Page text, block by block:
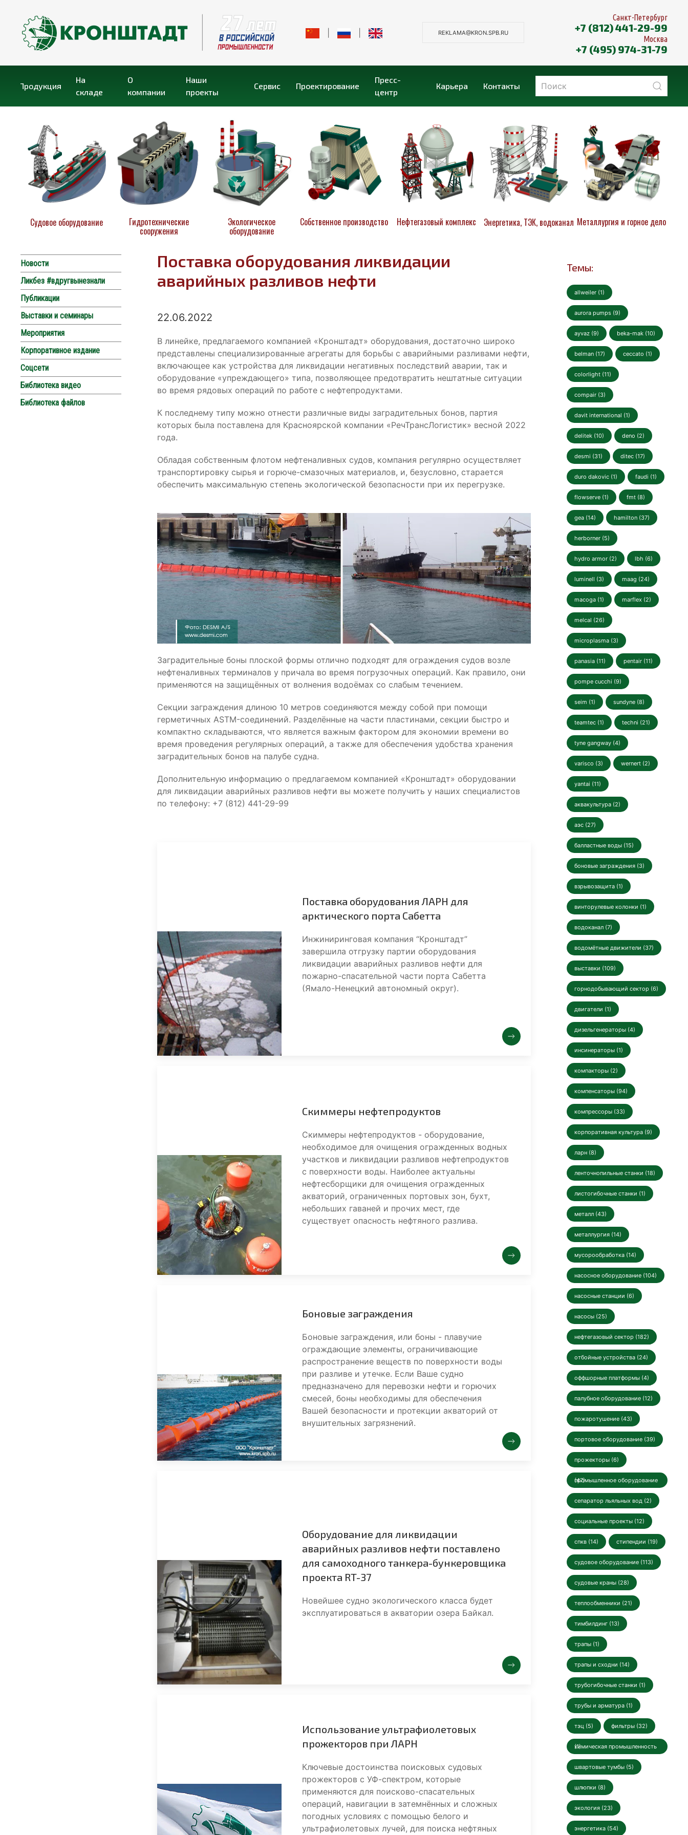
| REKLAMA@KRON.SPB.RU
Санкт-Петербург
+7 (812) 441-29-99
Москва
+7 (495) 974-31-79
Продукция
На
складе
О
компании
Наши
проекты
Сервис Проектирование
Пресс-
центр
Карьера Контакты
Судовое оборудование Гидротехнические
сооружения
Экологическое
оборудование
Собственное производство Нефтегазовый комплекс Энергетика, ТЭК, водоканал Металлургия и горное дело
Новости
Ликбез #вдругвынезнали
Публикации
Выставки и семинары
Мероприятия
Корпоративное издание
Соцсети
Библиотека видео
Библиотека файлов
Поставка оборудования ликвидации
аварийных разливов нефти
22.06.2022
В линейке, предлагаемого компанией «Кронштадт» оборудования, достаточно широко
представлены специализированные агрегаты для борьбы с аварийными разливами нефти,
включающее как устройства для ликвидации негативных последствий аварии, так и
оборудование «упреждающего» типа, позволяющее предотвратить нештатные ситуации
во время рядовых операций по работе с нефтепродуктами.
К последнему типу можно отнести различные виды заградительных бонов, партия
которых была поставлена для Красноярской компании «РечТрансЛогистик» весной 2022
года.
Обладая собственным флотом нефтеналивных судов, компания регулярно осуществляет
транспортировку сырья и горюче-смазочных материалов, и, безусловно, старается
обеспечить максимальную степень экологической безопасности при их перегрузке.
Заградительные боны плоской формы отлично подходят для ограждения судов возле
нефтеналивных терминалов у причала во время погрузочных операций. Как правило, они
применяются на защищённых от волнения водоёмах со слабым течением.
Секции заграждения длиною 10 метров соединяются между собой при помощи
герметичных ASTM-соединений. Разделённые на части пластинами, секции быстро и
компактно складываются, что является важным фактором для экономии времени во
время проведения регулярных операций, а также для обеспечения удобства хранения
заградительных бонов на палубе судна.
Дополнительную информацию о предлагаемом компанией «Кронштадт» оборудовании
для ликвидации аварийных разливов нефти вы можете получить у наших специалистов
по телефону: +7 (812) 441-29-99
Поставка оборудования ЛАРН для
арктического порта Сабетта
Инжиниринговая компания “Кронштадт”
завершила отгрузку партии оборудования
ликвидации аварийных разливов нефти для
пожарно-спасательной части порта Сабетта
(Ямало-Ненецкий автономный округ).
Скиммеры нефтепродуктов
Скиммеры нефтепродуктов - оборудование,
необходимое для очищения огражденных водных
участков и ликвидации разливов нефтепродуктов
с поверхности воды. Наиболее актуальны
нефтесборщики для очищения огражденных
акваторий, ограниченных портовых зон, бухт,
небольших гаваней и прочих мест, где
существует опасность нефтяного разлива.
Боновые заграждения
Боновые заграждения, или боны - плавучие
ограждающие элементы, ограничивающие
распространение веществ по поверхности воды
при разливе и утечке. Если Ваше судно
предназначено для перевозки нефти и горючих
смесей, боны необходимы для обеспечения
Вашей безопасности и протекции акваторий от
внушительных загрязнений.
Оборудование для ликвидации
аварийных разливов нефти поставлено
для самоходного танкера-бункеровщика
проекта RT-37
Новейшее судно экологического класса будет
эксплуатироваться в акватории озера Байкал.
Использование ультрафиолетовых
прожекторов при ЛАРН
Ключевые достоинства поисковых судовых
прожекторов с УФ-спектром, которые
применяются для поисково-спасательных
операций, навигации в затемнённых и сложных
погодных условиях с помощью белого и
ультрафиолетовых лучей, для поиска нефтяных
Темы:
allweiler (1)
aurora pumps (9)
ayvaz (9) beka-mak (10)
belman (17) ceccato (1)
colorlight (11)
compair (3)
davit international (1)
delitek (10) deno (2)
desmi (31) ditec (17)
duro dakovic (1) faudi (1)
flowserve (1) fmt (8)
gea (14) hamilton (37)
herborner (5)
hydro armor (2) lbh (6)
luminell (3) maag (24)
macoga (1) marflex (2)
melcal (26)
microplasma (3)
panasia (11) pentair (11)
pompe cucchi (9)
seim (1) sundyne (8)
teamtec (1) techni (21)
tyne gangway (4)
varisco (3) wernert (2)
yantai (11)
аквакультура (2)
аэс (27)
балластные воды (15)
боновые заграждения (3)
взрывозащита (1)
винторулевые колонки (1)
водоканал (7)
водомётные движители (37)
выставки (109)
горнодобывающий сектор (6)
двигатели (1)
дизельгенераторы (4)
инсинераторы (1)
компакторы (2)
компенсаторы (94)
компрессоры (33)
корпоративная культура (9)
ларн (8)
ленточнопильные станки (18)
листогибочные станки (1)
металл (43)
металлургия (14)
мусорообработка (14)
насосное оборудование (104)
насосные станции (6)
насосы (25)
нефтегазовый сектор (182)
отбойные устройства (24)
оффшорные платформы (4)
палубное оборудование (12)
пожаротушение (43)
портовое оборудование (39)
прожекторы (6)
промышленное оборудование (47)
сепаратор льяльных вод (2)
социальные проекты (12)
спкв (14) стипендии (19)
судовое оборудование (113)
судовые краны (28)
теплообменники (21)
тимбилдинг (13)
трапы (1)
трапы и сходни (14)
трубогибочные станки (1)
трубы и арматура (1)
тэц (5) фильтры (32)
химическая промышленность (1)
швартовые тумбы (5)
шлюпки (8)
экология (23)
энергетика (54)